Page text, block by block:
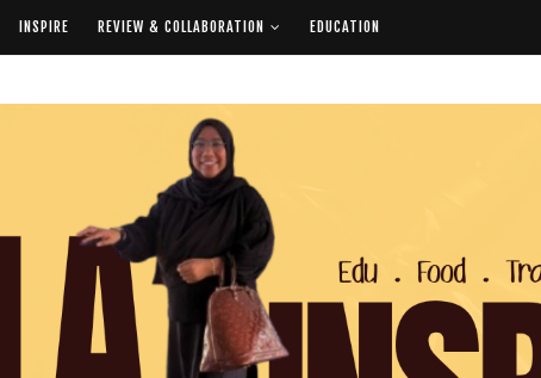
INSPIRE REVIEW & COLLABORATION EDUCATION